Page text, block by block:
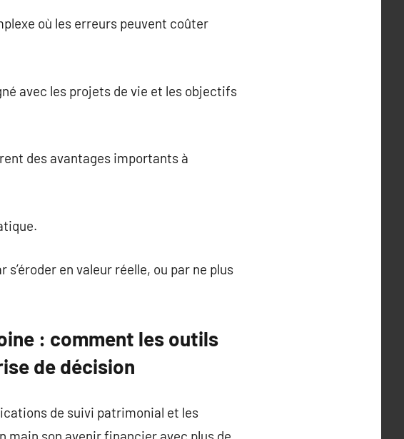
où les erreurs peuvent coûter
avec les projets de vie et les objectifs
des avantages importants à
en valeur réelle, ou par ne plus
: comment les outils
de décision
de suivi patrimonial et les